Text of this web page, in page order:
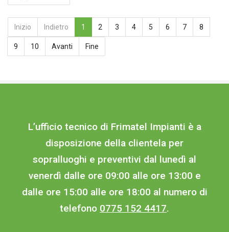
Inizio Indietro 1 2 3 4 5 6 7 8
9 10 Avanti Fine
L’ufficio tecnico di Frimatel Impianti è a
disposizione della clientela per
sopralluoghi e preventivi dal lunedì al
venerdì dalle ore 09:00 alle ore 13:00 e
dalle ore 15:00 alle ore 18:00 al numero di
telefono 0775 152 4417.